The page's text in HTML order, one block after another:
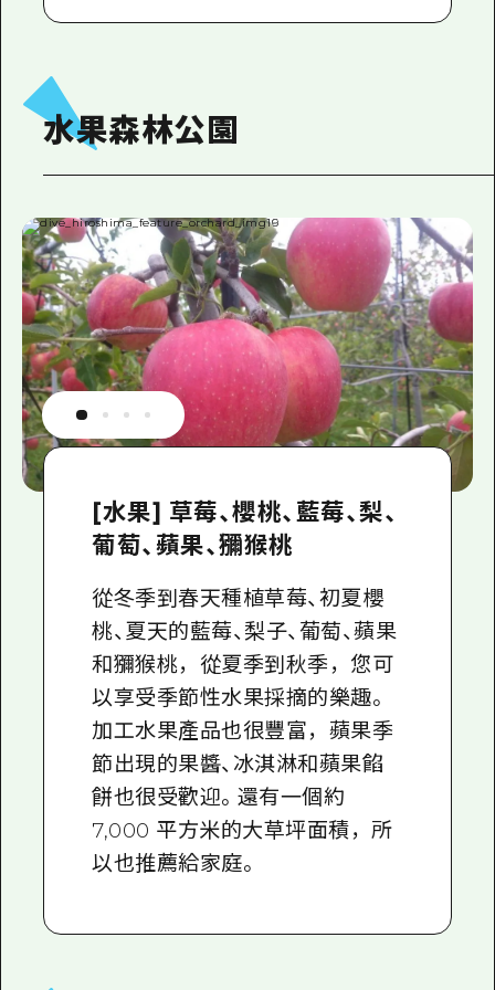
水果森林公園
[水果] 草莓、櫻桃、藍莓、梨、
葡萄、蘋果、獼猴桃
從冬季到春天種植草莓、初夏櫻
桃、夏天的藍莓、梨子、葡萄、蘋果
和獼猴桃，從夏季到秋季，您可
以享受季節性水果採摘的樂趣。
加工水果產品也很豐富，蘋果季
節出現的果醬、冰淇淋和蘋果餡
餅也很受歡迎。還有一個約
7,000 平方米的大草坪面積，所
以也推薦給家庭。